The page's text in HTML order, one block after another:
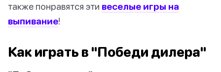
также понравятся эти веселые игры на
выпивание!
Как играть в "Победи дилера"